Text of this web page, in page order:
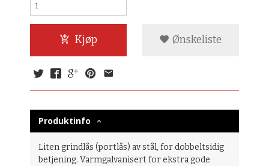
Kjøp Ønskeliste
Produktinfo
Liten grindlås (portlås) av stål, for dobbeltsidig
betjening. Varmgalvanisert for ekstra gode